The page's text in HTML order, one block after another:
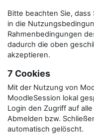
Bitte beachten Sie,
in die
Rahmenbedingungen
dadurch die oben
akzeptieren.
7 Cookies
Mit der Nutzung von
MoodleSession lokal
Login den Zugriff auf
Abmelden bzw.
automatisch gelöscht.